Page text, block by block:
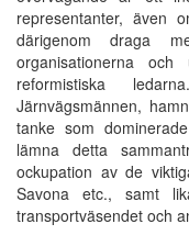
representanter,
därigenom draga
organisationerna
reformistiska
Järnvägsmännen,
tanke som
lämna detta
ockupation av de
Savona etc., samt
transportväsendet och